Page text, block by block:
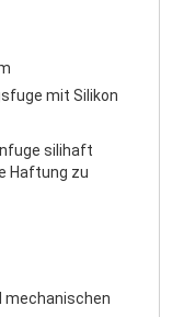
mit Silikon
silihaft
Haftung zu
mechanischen